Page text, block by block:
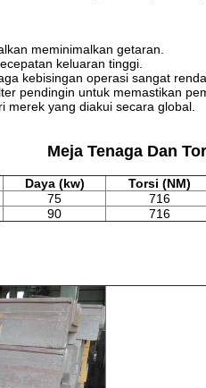
meminimalkan getaran.
keluaran tinggi.
kebisingan operasi sangat
pendingin untuk memastikan
yang diakui secara global.
Meja Tenaga Dan
Daya (kw) Torsi (NM)
75 716
90 716